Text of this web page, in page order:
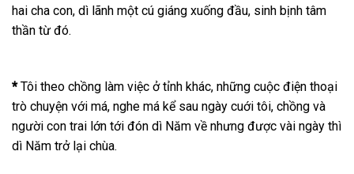
hai cha con, dì lãnh một cú giáng xuống đầu, sinh bịnh tâm
thần từ đó.
*Tôi theo chồng làm việc ở tỉnh khác, những cuộc điện thoại
trò chuyện với má, nghe má kể sau ngày cuới tôi, chồng và
người con trai lớn tới đón dì Năm về nhưng được vài ngày thì
dì Năm trở lại chùa.